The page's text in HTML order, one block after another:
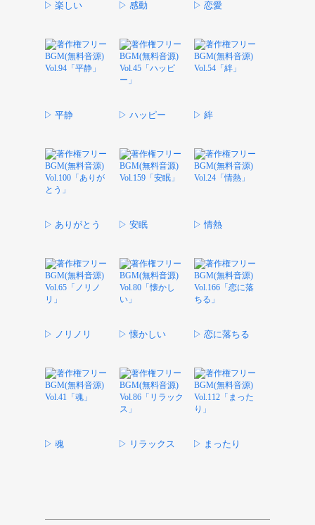
▷ 楽しい ▷ 感動 ▷ 恋愛
▷ 平静 ▷ ハッピー ▷ 絆
▷ ありがとう ▷ 安眠 ▷ 情熱
▷ ノリノリ ▷ 懐かしい ▷ 恋に落ちる
▷ 魂 ▷ リラックス ▷ まったり